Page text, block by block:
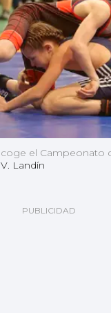
el Campeonato
Landín